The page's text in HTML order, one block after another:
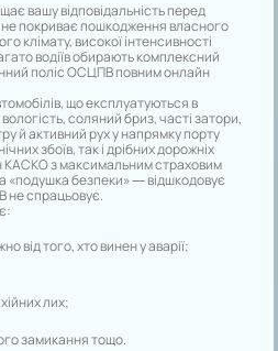
вашу відповідальність перед
покриває пошкодження власного
клімату, високої інтенсивності
водіїв обирають комплексний
поліс ОСЦПВ повним онлайн
що експлуатуються в
соляний бриз, часті затори,
й активний рух у напрямку порту
збоїв, так і дрібних дорожніх
КАСКО з максимальним страховим
«подушка безпеки» — відшкодовує
не спрацьовує.
від того, хто винен у аварії;
лих;
замикання тощо.